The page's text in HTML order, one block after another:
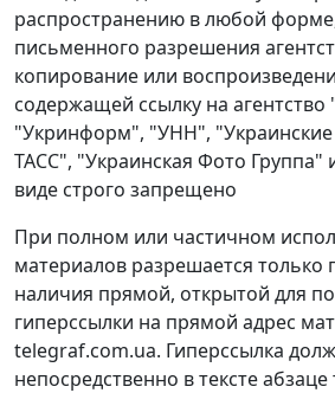
распространению в любой
письменного разрешения
копирование или
содержащей ссылку на
"Укринформ", "УНН",
ТАСС", "Украинская Фото
виде строго запрещено
При полном или частичном
материалов разрешается только
наличия прямой, открытой для
гиперссылки на прямой адрес
telegraf.com.ua. Гиперссылка
непосредственно в тексте абзаце